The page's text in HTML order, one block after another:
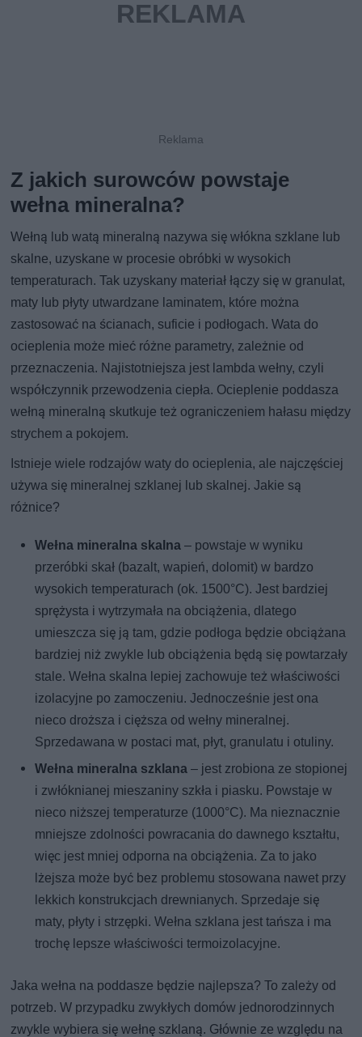
Z jakich surowców powstaje
wełna mineralna?
Wełną lub watą mineralną nazywa się włókna szklane lub
skalne, uzyskane w procesie obróbki w wysokich
temperaturach. Tak uzyskany materiał łączy się w granulat,
maty lub płyty utwardzane laminatem, które można
zastosować na ścianach, suficie i podłogach. Wata do
ocieplenia może mieć różne parametry, zależnie od
przeznaczenia. Najistotniejsza jest lambda wełny, czyli
współczynnik przewodzenia ciepła. Ocieplenie poddasza
wełną mineralną skutkuje też ograniczeniem hałasu między
strychem a pokojem.
Istnieje wiele rodzajów waty do ocieplenia, ale najczęściej
używa się mineralnej szklanej lub skalnej. Jakie są
różnice?
Wełna mineralna skalna – powstaje w wyniku
przeróbki skał (bazalt, wapień, dolomit) w bardzo
wysokich temperaturach (ok. 1500°C). Jest bardziej
sprężysta i wytrzymała na obciążenia, dlatego
umieszcza się ją tam, gdzie podłoga będzie obciążana
bardziej niż zwykle lub obciążenia będą się powtarzały
stale. Wełna skalna lepiej zachowuje też właściwości
izolacyjne po zamoczeniu. Jednocześnie jest ona
nieco droższa i cięższa od wełny mineralnej.
Sprzedawana w postaci mat, płyt, granulatu i otuliny.
Wełna mineralna szklana – jest zrobiona ze stopionej
i zwłóknianej mieszaniny szkła i piasku. Powstaje w
nieco niższej temperaturze (1000°C). Ma nieznacznie
mniejsze zdolności powracania do dawnego kształtu,
więc jest mniej odporna na obciążenia. Za to jako
lżejsza może być bez problemu stosowana nawet przy
lekkich konstrukcjach drewnianych. Sprzedaje się
maty, płyty i strzępki. Wełna szklana jest tańsza i ma
trochę lepsze właściwości termoizolacyjne.
Jaka wełna na poddasze będzie najlepsza? To zależy od
potrzeb. W przypadku zwykłych domów jednorodzinnych
zwykle wybiera się wełnę szklaną. Głównie ze względu na